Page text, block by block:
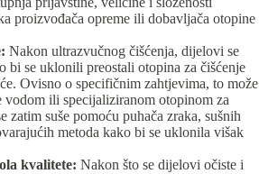
proizvođača opreme ili dobavljača otopine
Nakon ultrazvučnog čišćenja, dijelovi se
bi se uklonili preostali otopina za čišćenje
Ovisno o specifičnim zahtjevima, to može
ili specijaliziranom otopinom za
zatim suše pomoću puhača zraka, sušnih
metoda kako bi se uklonila višak
kvalitete: Nakon što se dijelovi očiste i